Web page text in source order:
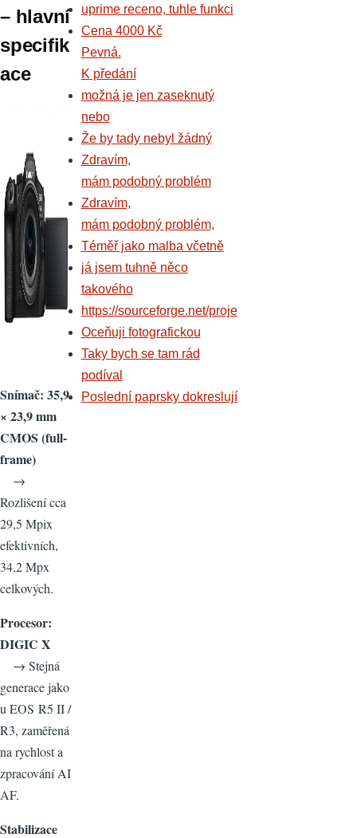
– hlavní
specifik
ace
Snímač: 35,9
× 23,9 mm
CMOS (full-
frame)
→
Rozlišení cca
29,5 Mpix
efektivních,
34,2 Mpx
celkových.
Procesor:
DIGIC X
→ Stejná
generace jako
u EOS R5 II /
R3, zaměřená
na rychlost a
zpracování AI
AF.
Stabilizace
uprime receno, tuhle funkci
Cena 4000 Kč
Pevná.
K předání
možná je jen zaseknutý
nebo
Že by tady nebyl žádný
Zdravím,
mám podobný problém
Zdravím,
mám podobný problém,
Téměř jako malba včetně
já jsem tuhně něco
takového
https://sourceforge.net/proje
Oceňuji fotografickou
Taky bych se tam rád
podíval
Poslední paprsky dokreslují